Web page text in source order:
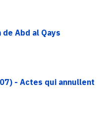
Abd al Qays
- Actes qui annullent